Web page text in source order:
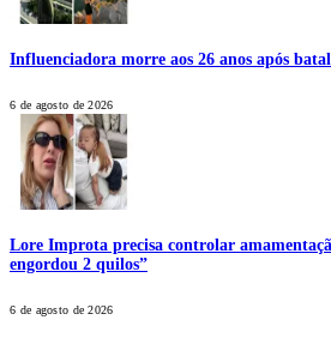
Influenciadora morre aos 26 anos após
6 de agosto de 2026
Lore Improta precisa controlar
engordou 2 quilos”
6 de agosto de 2026